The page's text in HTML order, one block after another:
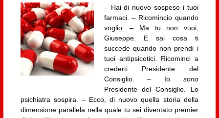
– Hai di nuovo sospeso i tuoi
farmaci. – Ricomincio quando
voglio. – Ma tu non vuoi,
Giuseppe. E sai cosa ti
succede quando non prendi i
tuoi antipsicotici. Ricominci a
crederti Presidente del
Consiglio. – Io sono
Presidente del Consiglio. Lo
psichiatra sospira. – Ecco, di nuovo quella storia della
dimensione parallela nella quale tu sei diventato premier